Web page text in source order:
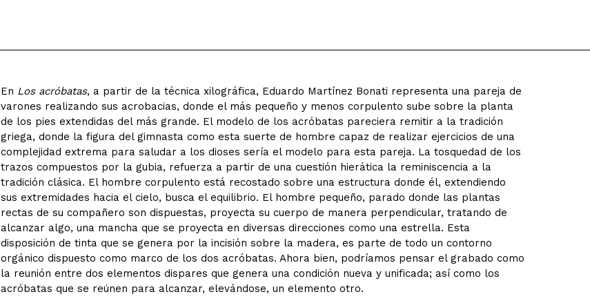
En Los acróbatas, a partir de la técnica xilográfica, Eduardo Martínez Bonati representa una pareja de
varones realizando sus acrobacias, donde el más pequeño y menos corpulento sube sobre la planta
de los pies extendidas del más grande. El modelo de los acróbatas pareciera remitir a la tradición
griega, donde la figura del gimnasta como esta suerte de hombre capaz de realizar ejercicios de una
complejidad extrema para saludar a los dioses sería el modelo para esta pareja. La tosquedad de los
trazos compuestos por la gubia, refuerza a partir de una cuestión hierática la reminiscencia a la
tradición clásica. El hombre corpulento está recostado sobre una estructura donde él, extendiendo
sus extremidades hacia el cielo, busca el equilibrio. El hombre pequeño, parado donde las plantas
rectas de su compañero son dispuestas, proyecta su cuerpo de manera perpendicular, tratando de
alcanzar algo, una mancha que se proyecta en diversas direcciones como una estrella. Esta
disposición de tinta que se genera por la incisión sobre la madera, es parte de todo un contorno
orgánico dispuesto como marco de los dos acróbatas. Ahora bien, podríamos pensar el grabado como
la reunión entre dos elementos dispares que genera una condición nueva y unificada; así como los
acróbatas que se reúnen para alcanzar, elevándose, un elemento otro.